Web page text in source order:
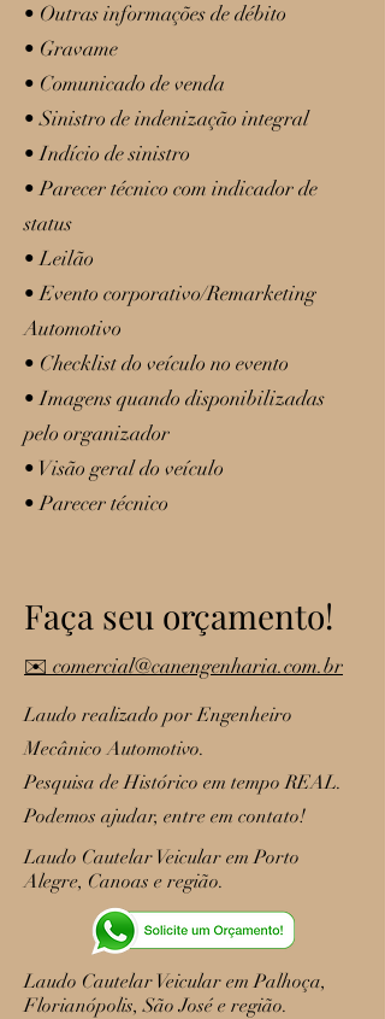
• Outras informações de débito
• Gravame
• Comunicado de venda
• Sinistro de indenização integral
• Indício de sinistro
• Parecer técnico com indicador de
status
• Leilão
• Evento corporativo/Remarketing
Automotivo
• Checklist do veículo no evento
• Imagens quando disponibilizadas
pelo organizador
• Visão geral do veículo
• Parecer técnico
Faça seu orçamento!
✉️ comercial@canengenharia.com.br
Laudo realizado por Engenheiro
Mecânico Automotivo.
Pesquisa de Histórico em tempo REAL.
Podemos ajudar, entre em contato!
Laudo Cautelar Veicular em Porto
Alegre, Canoas e região.
Laudo Cautelar Veicular em Palhoça,
Florianópolis, São José e região.